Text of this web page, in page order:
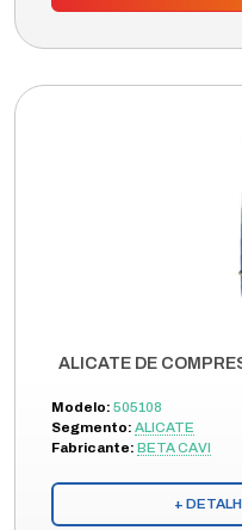
ALICATE DE
Modelo: 505108
Segmento: ALICATE
Fabricante: BETA CAVI
+